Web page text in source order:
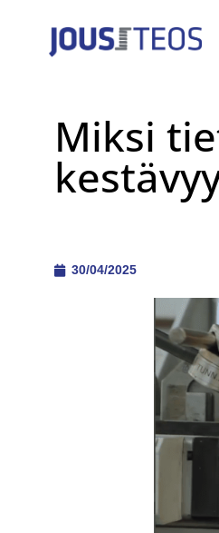
Miksi
30/04/2025